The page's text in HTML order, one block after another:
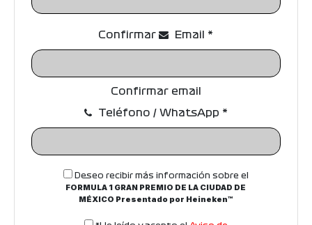
O
E
P
D
D
Confirmar Email *
Confirmar email
Teléfono / WhatsApp *
Deseo recibir más información sobre el
FORMULA 1 GRAN PREMIO DE LA CIUDAD DE
MÉXICO Presentado por Heineken™